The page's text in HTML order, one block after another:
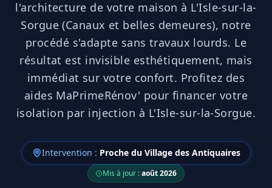
l'architecture de votre maison à L'Isle-sur-la-
Sorgue (Canaux et belles demeures), notre
procédé s'adapte sans travaux lourds. Le
résultat est invisible esthétiquement, mais
immédiat sur votre confort. Profitez des
aides MaPrimeRénov' pour financer votre
isolation par injection à L'Isle-sur-la-Sorgue.
Intervention : Proche du Village des Antiquaires
Mis à jour :août 2026